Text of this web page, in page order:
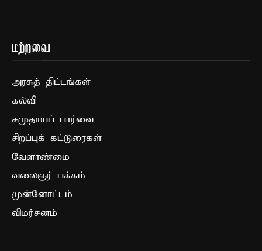
மற்றவை
அரசுத் திட்டங்கள்
கல்வி
சமுதாயப் பார்வை
சிறப்புக் கட்டுரைகள்
வேளாண்மை
வலைஞர் பக்கம்
முன்னோட்டம்
விமர்சனம்